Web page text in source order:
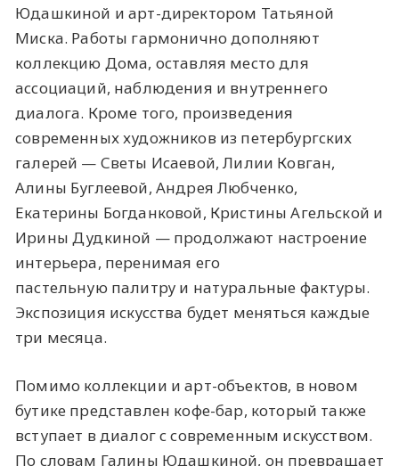
Юдашкиной и арт-директором Татьяной
Миска. Работы гармонично дополняют
коллекцию Дома, оставляя место для
ассоциаций, наблюдения и внутреннего
диалога. Кроме того, произведения
современных художников из петербургских
галерей — Светы Исаевой, Лилии Ковган,
Алины Буглеевой, Андрея Любченко,
Екатерины Богданковой, Кристины Агельской и
Ирины Дудкиной — продолжают настроение
интерьера, перенимая его
пастельную палитру и натуральные фактуры.
Экспозиция искусства будет меняться каждые
три месяца.
Помимо коллекции и арт-объектов, в новом
бутике представлен кофе-бар, который также
вступает в диалог с современным искусством.
По словам Галины Юдашкиной, он превращает